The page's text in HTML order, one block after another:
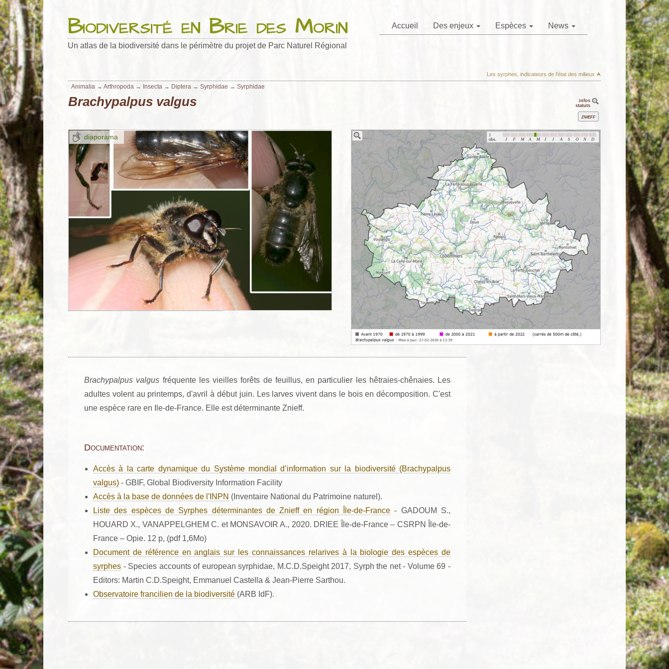
Biodiversité en Brie des Morin
Un atlas de la biodiversité dans le périmètre du projet de Parc Naturel Régional
Accueil Des enjeux Espèces News
Les syrphes, indicateurs de l'état des milieux ⮝
Animalia → Arthropoda → Insecta → Diptera → Syrphidae → Syrphidae
Brachypalpus valgus
infos
statuts
Znieff
diaporama
Brachypalpus valgus fréquente les vieilles forêts de feuillus, en particulier les hêtraies-chênaies. Les
adultes volent au printemps, d'avril à début juin. Les larves vivent dans le bois en décomposition. C'est
une espèce rare en Ile-de-France. Elle est déterminante Znieff.
Documentation:
Accès à la carte dynamique du Système mondial d’information sur la biodiversité (Brachypalpus
valgus) - GBIF, Global Biodiversity Information Facility
Accès à la base de données de l'INPN (Inventaire National du Patrimoine naturel).
Liste des espèces de Syrphes déterminantes de Znieff en région Île-de-France - GADOUM S.,
HOUARD X., VANAPPELGHEM C. et MONSAVOIR A., 2020. DRIEE Île-de-France – CSRPN Île-de-
France – Opie. 12 p, (pdf 1,6Mo)
Document de référence en anglais sur les connaissances relarives à la biologie des espèces de
syrphes - Species accounts of european syrphidae, M.C.D.Speight 2017, Syrph the net - Volume 69 -
Editors: Martin C.D.Speight, Emmanuel Castella & Jean-Pierre Sarthou.
Observatoire francilien de la biodiversité (ARB IdF).